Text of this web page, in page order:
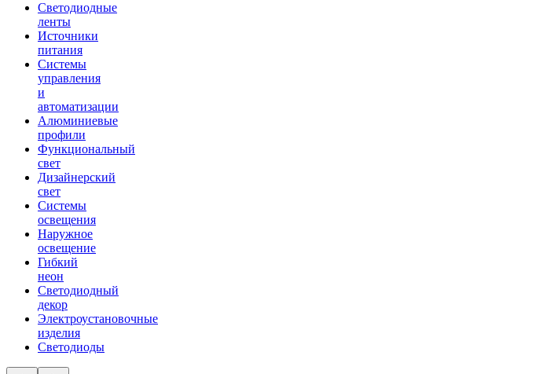
Светодиодные
ленты
Источники
питания
Системы
управления
и
автоматизации
Алюминиевые
профили
Функциональный
свет
Дизайнерский
свет
Системы
освещения
Наружное
освещение
Гибкий
неон
Светодиодный
декор
Электроустановочные
изделия
Светодиоды